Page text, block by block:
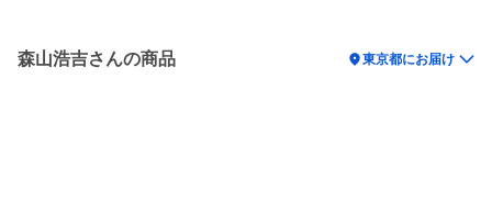
森山浩吉さんの商品 location_on東京都にお届け